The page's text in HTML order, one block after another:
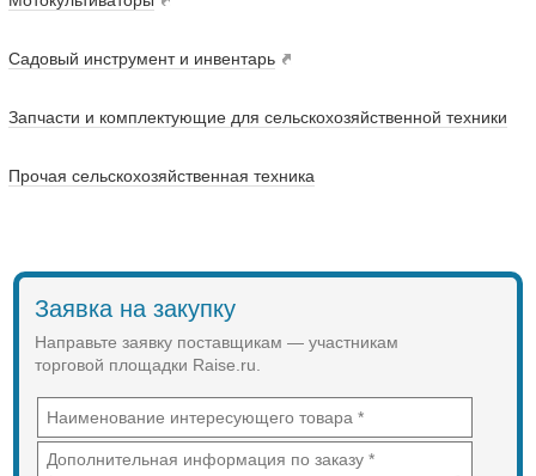
Садовый инструмент и инвентарь
Запчасти и комплектующие для сельскохозяйственной техники
Прочая сельскохозяйственная техника
Заявка на закупку
Направьте заявку поставщикам — участникам
торговой площадки Raise.ru.